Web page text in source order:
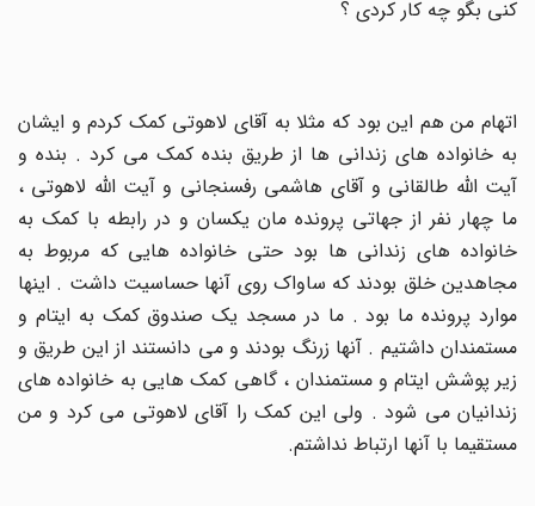
کنی بگو چه کار کردی ؟
اتهام من هم این بود که مثلا به آقای لاهوتی کمک کردم و ایشان
به خانواده های زندانی ها از طریق بنده کمک می کرد . بنده و
آیت الله طالقانی و آقای هاشمی رفسنجانی و آیت الله لاهوتی ،
ما چهار نفر از جهاتی پرونده مان یکسان و در رابطه با کمک به
خانواده های زندانی ها بود حتی خانواده هایی که مربوط به
مجاهدین خلق بودند که ساواک روی آنها حساسیت داشت . اینها
موارد پرونده ما بود . ما در مسجد یک صندوق کمک به ایتام و
مستمندان داشتیم . آنها زرنگ بودند و می دانستند از این طریق و
زیر پوشش ایتام و مستمندان ، گاهی کمک هایی به خانواده های
زندانیان می شود . ولی این کمک را آقای لاهوتی می کرد و من
مستقیما با آنها ارتباط نداشتم.